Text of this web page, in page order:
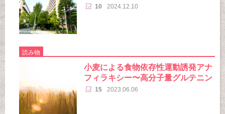
10 2024.12.10
読み物
小麦による食物依存性運動誘発アナ
フィラキシー〜高分子量グルテニン
15 2023.06.06